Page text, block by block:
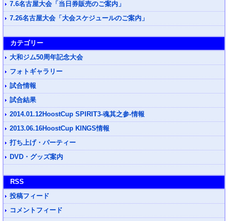
7.6名古屋大会「当日券販売のご案内」
7.26名古屋大会「大会スケジュールのご案内」
カテゴリー
大和ジム50周年記念大会
フォトギャラリー
試合情報
試合結果
2014.01.12HoostCup SPIRIT3-魂其之参-情報
2013.06.16HoostCup KINGS情報
打ち上げ・パーティー
DVD・グッズ案内
RSS
投稿フィード
コメントフィード